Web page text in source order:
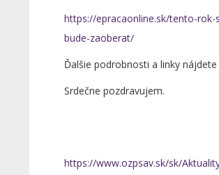
https://epracaonline.sk/tento-
bude-zaoberat/
Ďalšie podrobnosti a linky
Srdečne
https://www.ozpsav.sk/sk/